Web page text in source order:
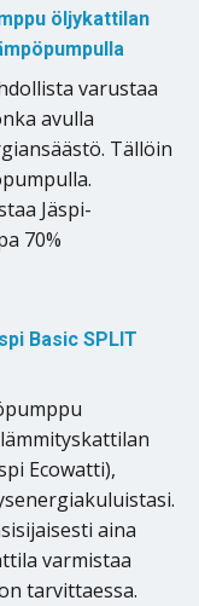
öljykattilan
varustaa
avulla
Tällöin
Jäspi-
70%
Basic SPLIT
Ecowatti),
aina
varmistaa
tarvittaessa.